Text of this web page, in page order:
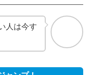
人は今す